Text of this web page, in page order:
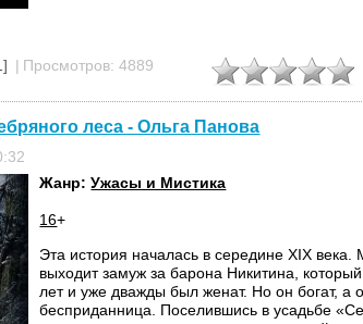
| Просмотров: 4889
леса - Ольга Панова
Жанр:Ужасы и Мистика
16+
Эта история началась в середине XIX
выходит замуж за барона Никитина,
лет и уже дважды был женат. Но он богат, а
бесприданница. Поселившись в усадьбе